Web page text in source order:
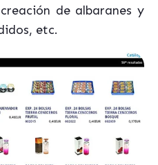
de albaranes y
etc.